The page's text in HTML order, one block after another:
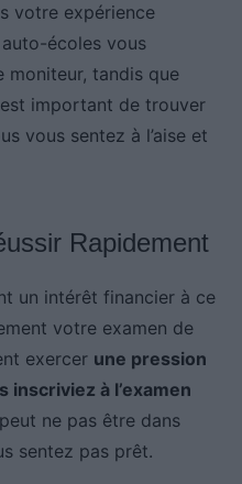
votre expérience
auto-écoles vous
tandis que
est important de trouver
vous sentez à l’aise et
Rapidement
un intérêt financier à ce
votre examen de
exercer une pression
inscriviez à l’examen
ne pas être dans
sentez pas prêt.